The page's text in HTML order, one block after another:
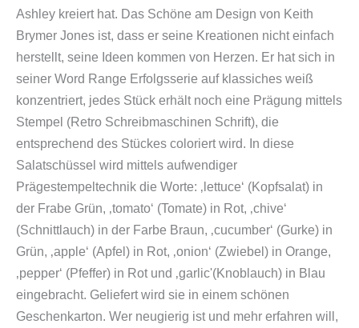
Ashley kreiert hat. Das Schöne am Design von Keith
Brymer Jones ist, dass er seine Kreationen nicht einfach
herstellt, seine Ideen kommen von Herzen. Er hat sich in
seiner Word Range Erfolgsserie auf klassiches weiß
konzentriert, jedes Stück erhält noch eine Prägung mittels
Stempel (Retro Schreibmaschinen Schrift), die
entsprechend des Stückes coloriert wird. In diese
Salatschüssel wird mittels aufwendiger
Prägestempeltechnik die Worte: ‚lettuce‘ (Kopfsalat) in
der Frabe Grün, ‚tomato‘ (Tomate) in Rot, ‚chive‘
(Schnittlauch) in der Farbe Braun, ‚cucumber‘ (Gurke) in
Grün, ‚apple‘ (Apfel) in Rot, ‚onion‘ (Zwiebel) in Orange,
‚pepper‘ (Pfeffer) in Rot und ‚garlic'(Knoblauch) in Blau
eingebracht. Geliefert wird sie in einem schönen
Geschenkarton. Wer neugierig ist und mehr erfahren will,